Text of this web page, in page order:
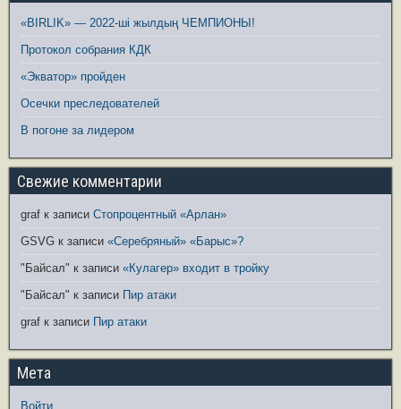
«BIRLIK» — 2022-ші жылдың ЧЕМПИОНЫ!
Протокол собрания КДК
«Экватор» пройден
Осечки преследователей
В погоне за лидером
Свежие комментарии
graf к записи Стопроцентный «Арлан»
GSVG к записи «Серебряный» «Барыс»?
"Байсал" к записи «Кулагер» входит в тройку
"Байсал" к записи Пир атаки
graf к записи Пир атаки
Мета
Войти